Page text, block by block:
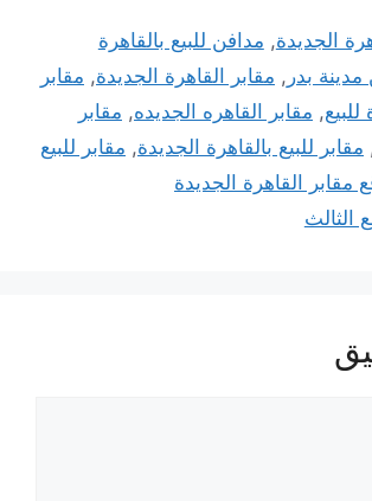
الجديدة, مدافن للبيع بالقاهرة
بدر , مقابر القاهرة الجديدة, مقابر
, مقابر القاهره الجديده, مقابر
مقابر للبيع بالقاهرة الجديدة, مقابر للبيع
مقابر القاهرة الجديدة
الثالث